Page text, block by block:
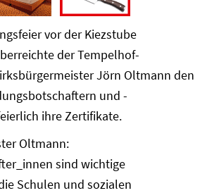
vor der Kiezstube
der Tempelhof-
Jörn Oltmann den
und -
ihre Zertifikate.
Oltmann:
sind wichtige
Schulen und sozialen